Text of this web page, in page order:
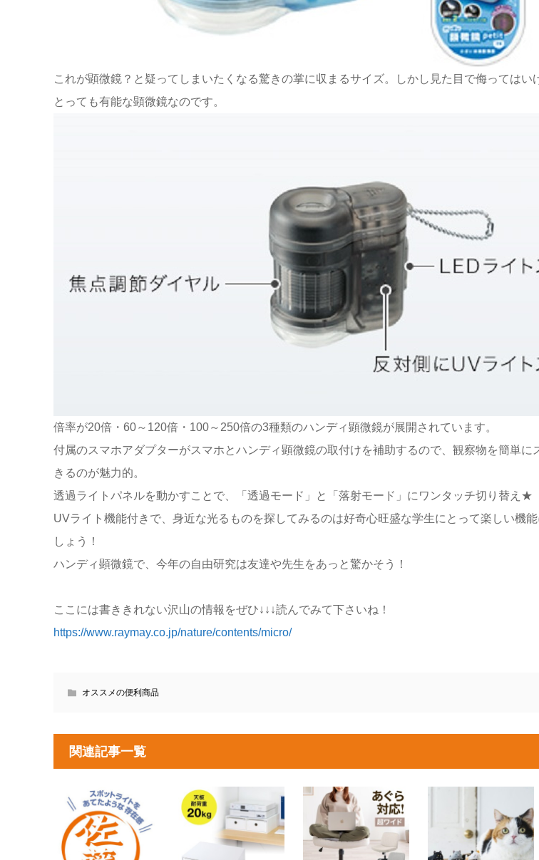
これが顕微鏡？と疑ってしまいたくなる驚きの掌に収まるサイズ。しかし見た目で侮ってはい
とっても有能な顕微鏡なのです。
倍率が20倍・60～120倍・100～250倍の3種類のハンディ顕微鏡が展開されています。
付属のスマホアダプターがスマホとハンディ顕微鏡の取付けを補助するので、観察物を簡単に
きるのが魅力的。
透過ライトパネルを動かすことで、「透過モード」と「落射モード」にワンタッチ切り替え★
UVライト機能付きで、身近な光るものを探してみるのは好奇心旺盛な学生にとって楽しい機
しょう！
ハンディ顕微鏡で、今年の自由研究は友達や先生をあっと驚かそう！
ここには書ききれない沢山の情報をぜひ↓↓↓読んでみて下さいね！
https://www.raymay.co.jp/nature/contents/micro/
オススメの便利商品
関連記事一覧